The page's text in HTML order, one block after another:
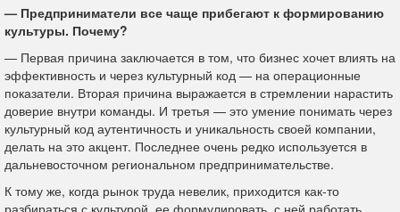
— Предприниматели все чаще прибегают к формированию
культуры. Почему?
— Первая причина заключается в том, что бизнес хочет влиять на
эффективность и через культурный код — на операционные
показатели. Вторая причина выражается в стремлении нарастить
доверие внутри команды. И третья — это умение понимать через
культурный код аутентичность и уникальность своей компании,
делать на это акцент. Последнее очень редко используется в
дальневосточном региональном предпринимательстве.
К тому же, когда рынок труда невелик, приходится как-то
разбираться с культурой, ее формулировать, с ней работать.